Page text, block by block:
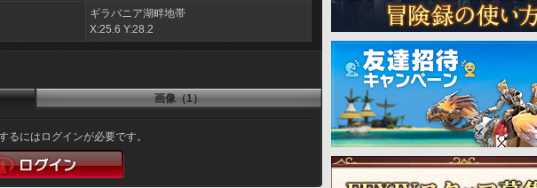
ギラバニア湖畔地帯
X:25.6 Y:28.2
画像（1）
るにはログインが必要です。